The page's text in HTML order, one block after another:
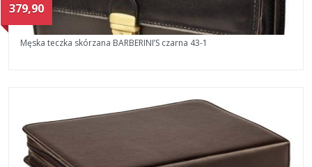
379,90
Męska teczka skórzana BARBERINI’S czarna 43-1